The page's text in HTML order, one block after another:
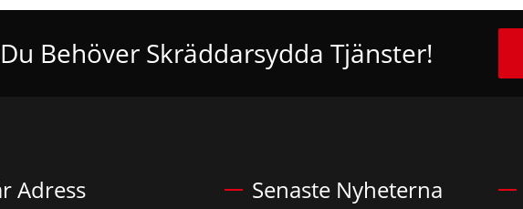
Behöver Skräddarsydda Tjänster!
Adress Senaste Nyheterna